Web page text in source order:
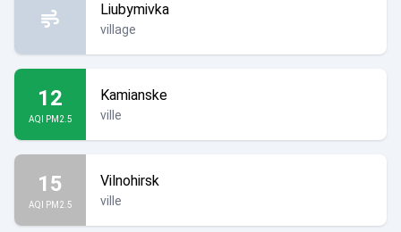
Liubymivka
village
12
AQI PM2.5
Kamianske
ville
15
AQI PM2.5
Vilnohirsk
ville